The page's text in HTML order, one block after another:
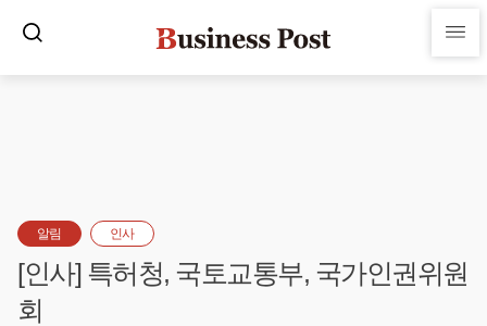
알림 인사
[인사] 특허청, 국토교통부, 국가인권위원
회